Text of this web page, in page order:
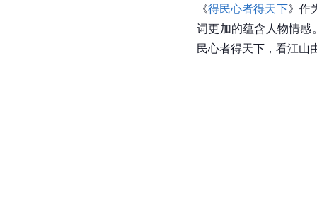
《得民心者得天下》作
词更加的蕴含人物情感
民心者得天下，看江山